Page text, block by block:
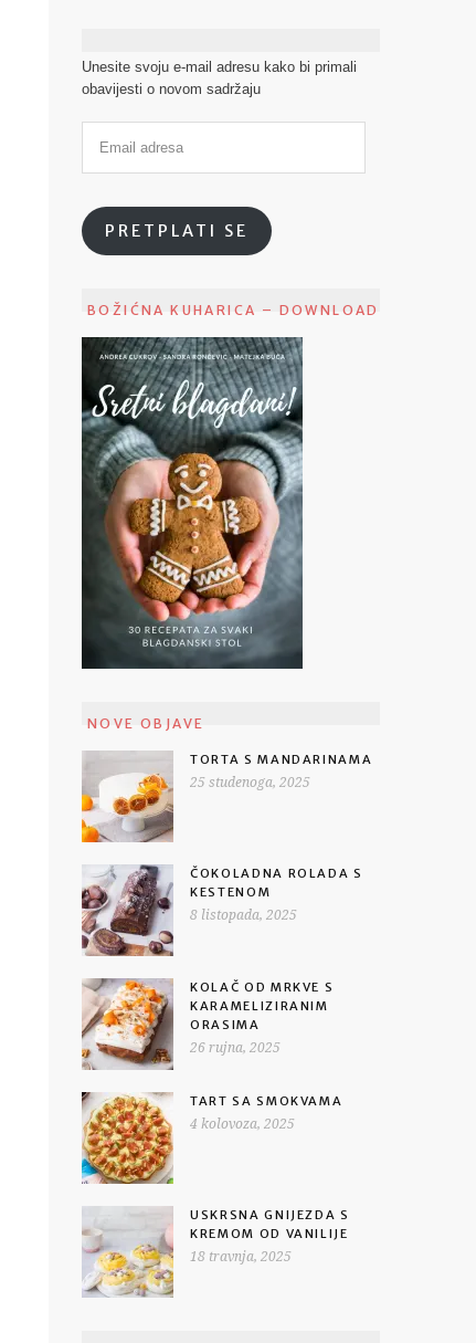
Unesite svoju e-mail adresu kako bi primali
obavijesti o novom sadržaju
PRETPLATI SE
BOŽIĆNA KUHARICA – DOWNLOAD
NOVE OBJAVE
TORTA S MANDARINAMA
25 studenoga, 2025
ČOKOLADNA ROLADA S
KESTENOM
8 listopada, 2025
KOLAČ OD MRKVE S
KARAMELIZIRANIM
ORASIMA
26 rujna, 2025
TART SA SMOKVAMA
4 kolovoza, 2025
USKRSNA GNIJEZDA S
KREMOM OD VANILIJE
18 travnja, 2025